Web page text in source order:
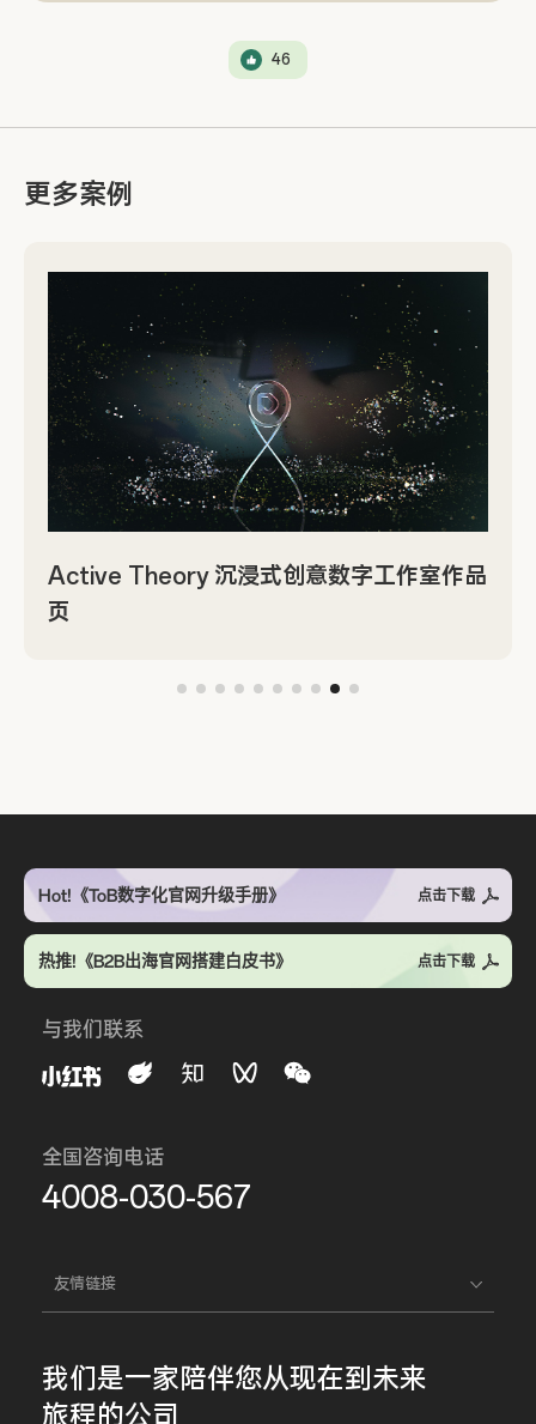
46
更多案例
Active Theory 沉浸式创意数字工作室作品
页
Hot!《ToB数字化官网升级手册》 点击下载
热推!《B2B出海官网搭建白皮书》 点击下载
与我们联系
全国咨询电话
4008-030-567
友情链接
我们是一家陪伴您从现在到未来
旅程的公司